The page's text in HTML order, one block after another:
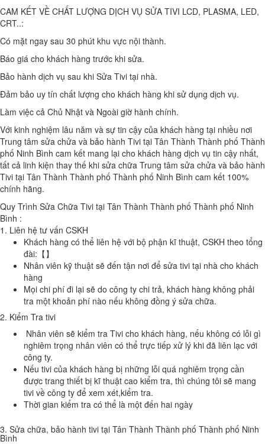
CAM KẾT VỀ CHẤT LƯỢNG DỊCH VỤ SỬA TIVI LCD, PLASMA, LED,
CRT..:
Có mặt ngay sau 30 phút khu vực nội thành.
Báo giá cho khách hàng trước khi sửa.
Bảo hành dịch vụ sau khi Sửa Tivi tại nhà.
Đảm bảo uy tín chất lượng cho khách hàng khi sử dụng dịch vụ.
Làm việc cả Chủ Nhật và Ngoài giờ hành chính.
Với kinh nghiệm lâu năm và sự tin cậy của khách hàng tại nhiều nơi
Trung tâm sửa chửa và bảo hành Tivi tại Tân Thành Thành phố Thành
phố Ninh Bình cam kết mang lại cho khách hàng dịch vụ tin cậy nhất,
tất cả linh kiện thay thế khi sửa chữa Trung tâm sửa chửa và bảo hành
Tivi tại Tân Thành Thành phố Thành phố Ninh Bình cam kết 100%
chính hãng.
Quy Trình Sửa Chữa Tivi tại Tân Thành Thành phố Thành phố Ninh
Bình :
1. Liên hệ tư vấn CSKH
Khách hàng có thể liên hệ với bộ phận kĩ thuật, CSKH theo tổng
đài:【】
Nhân viên kỹ thuật sẽ đến tận nơi để sửa tivi tại nhà cho khách
hàng
Mọi chi phí đi lại sẽ do công ty chi trả, khách hàng không phải
tra một khoản phí nào nếu không đồng ý sửa chữa.
2. Kiểm Tra tivi
Nhân viên sẽ kiểm tra Tivi cho khách hàng, nếu không có lỗi gì
nghiêm trọng nhân viên có thể trực tiếp xử lý khi đã liên lạc với
công ty.
Nếu tivi của khách hàng bị những lỗi quá nghiêm trọng cần
được trang thiết bị kĩ thuật cao kiểm tra, thì chúng tôi sẽ mang
tivi về công ty để xem xét,kiểm tra.
Thời gian kiểm tra có thể là một đến hai ngày
3. Sửa chữa, bảo hành tivi tại Tân Thành Thành phố Thành phố Ninh
Bình